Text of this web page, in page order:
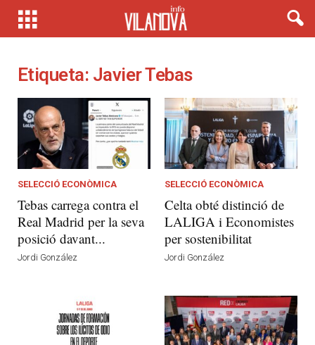
Etiqueta: Javier Tebas
SELECCIÓ ECONÒMICA
Tebas carrega contra el
Real Madrid per la seva
posició davant...
Jordi González
SELECCIÓ ECONÒMICA
Celta obté distinció de
LALIGA i Economistes
per sostenibilitat
Jordi González